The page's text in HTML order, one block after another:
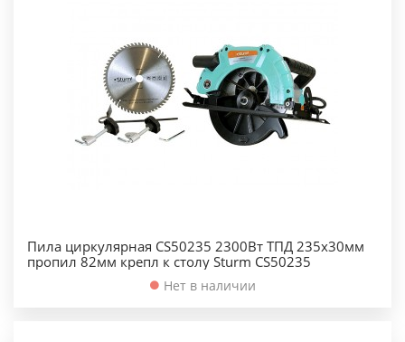
Пила циркулярная CS50235 2300Вт ТПД 235х30мм
пропил 82мм крепл к столу Sturm CS50235
Нет в наличии